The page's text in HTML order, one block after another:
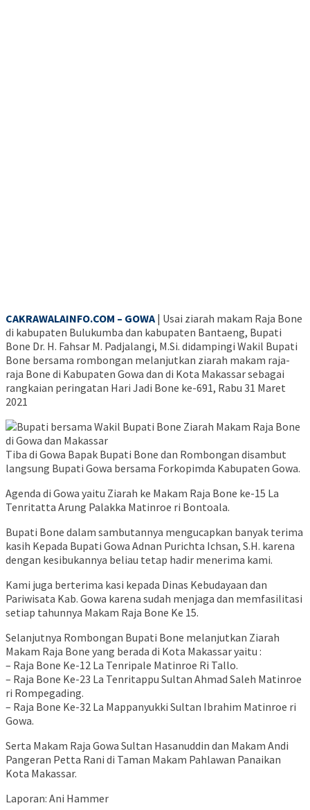
CAKRAWALAINFO.COM – GOWA| Usai ziarah makam Raja Bone
di kabupaten Bulukumba dan kabupaten Bantaeng, Bupati
Bone Dr. H. Fahsar M. Padjalangi, M.Si. didampingi Wakil Bupati
Bone bersama rombongan melanjutkan ziarah makam raja-
raja Bone di Kabupaten Gowa dan di Kota Makassar sebagai
rangkaian peringatan Hari Jadi Bone ke-691, Rabu 31 Maret
2021
Tiba di Gowa Bapak Bupati Bone dan Rombongan disambut
langsung Bupati Gowa bersama Forkopimda Kabupaten Gowa.
Agenda di Gowa yaitu Ziarah ke Makam Raja Bone ke-15 La
Tenritatta Arung Palakka Matinroe ri Bontoala.
Bupati Bone dalam sambutannya mengucapkan banyak terima
kasih Kepada Bupati Gowa Adnan Purichta Ichsan, S.H. karena
dengan kesibukannya beliau tetap hadir menerima kami.
Kami juga berterima kasi kepada Dinas Kebudayaan dan
Pariwisata Kab. Gowa karena sudah menjaga dan memfasilitasi
setiap tahunnya Makam Raja Bone Ke 15.
Selanjutnya Rombongan Bupati Bone melanjutkan Ziarah
Makam Raja Bone yang berada di Kota Makassar yaitu :
– Raja Bone Ke-12 La Tenripale Matinroe Ri Tallo.
– Raja Bone Ke-23 La Tenritappu Sultan Ahmad Saleh Matinroe
ri Rompegading.
– Raja Bone Ke-32 La Mappanyukki Sultan Ibrahim Matinroe ri
Gowa.
Serta Makam Raja Gowa Sultan Hasanuddin dan Makam Andi
Pangeran Petta Rani di Taman Makam Pahlawan Panaikan
Kota Makassar.
Laporan: Ani Hammer